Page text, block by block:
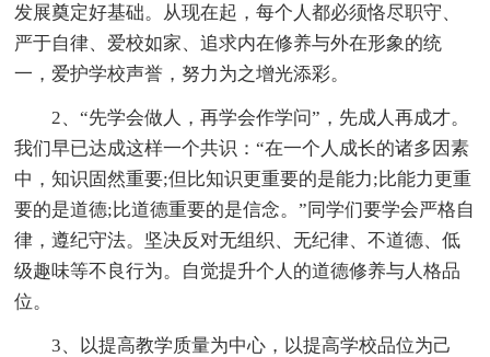
发展奠定好基础。从现在起，每个人都必须恪尽职守、
严于自律、爱校如家、追求内在修养与外在形象的统
一，爱护学校声誉，努力为之增光添彩。
2、“先学会做人，再学会作学问”，先成人再成才。
我们早已达成这样一个共识：“在一个人成长的诸多因素
中，知识固然重要;但比知识更重要的是能力;比能力更重
要的是道德;比道德重要的是信念。”同学们要学会严格自
律，遵纪守法。坚决反对无组织、无纪律、不道德、低
级趣味等不良行为。自觉提升个人的道德修养与人格品
位。
3、以提高教学质量为中心，以提高学校品位为己